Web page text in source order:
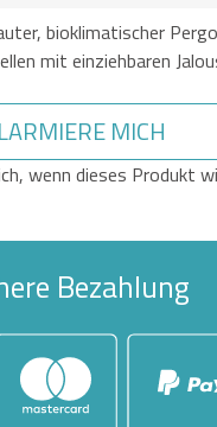
bioklimatischer
mit einziehbaren
MICH
wenn dieses Produkt
Bezahlung